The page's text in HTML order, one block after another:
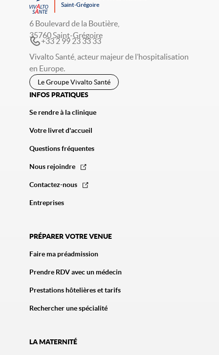
Saint-Grégoire
6 Boulevard de la Boutière,
35760 Saint-Grégoire
+33 2 99 23 33 33
Vivalto Santé, acteur majeur de l’hospitalisation
en Europe.
Le Groupe Vivalto Santé
INFOS PRATIQUES
Se rendre à la clinique
Votre livret d'accueil
Questions fréquentes
Nous rejoindre
Contactez-nous
Entreprises
PRÉPARER VOTRE VENUE
Faire ma préadmission
Prendre RDV avec un médecin
Prestations hôtelières et tarifs
Rechercher une spécialité
LA MATERNITÉ